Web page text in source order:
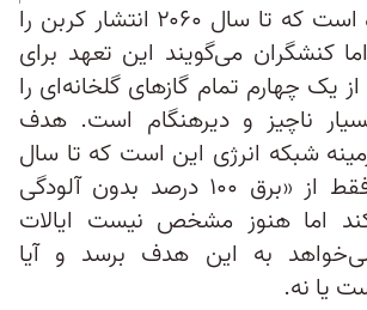
پکن متعهد شده است که تا سال ۲۰۶۰ انتشار کربن را
کنشگران می‌گویند این تعهد برای
چهارم تمام گازهای گلخانه‌ای را
ناچیز و دیرهنگام است. هدف‌
شبکه انرژی این است که تا سال
۲۰۳۵ انرژی را فقط از «برق ۱۰۰ درصد بدون آلودگی
اما هنوز مشخص نیست ایالات
به این هدف برسد و آیا
یا نه.